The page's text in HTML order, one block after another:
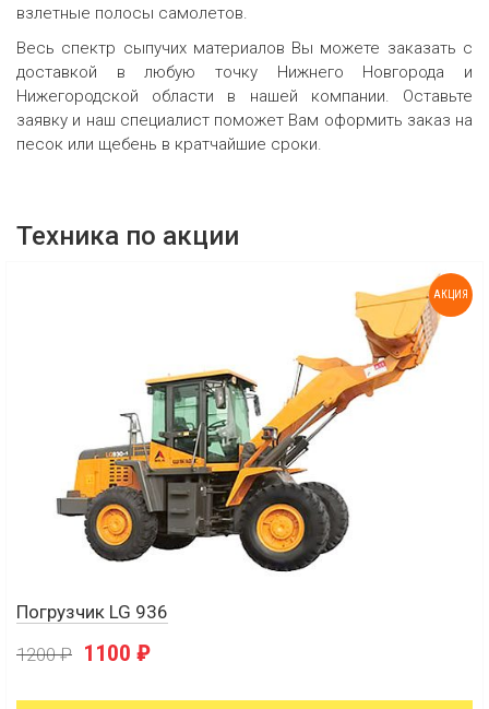
взлетные полосы самолетов.
Весь спектр сыпучих материалов Вы можете заказать с
доставкой в любую точку Нижнего Новгорода и
Нижегородской области в нашей компании. Оставьте
заявку и наш специалист поможет Вам оформить заказ на
песок или щебень в кратчайшие сроки.
Техника по акции
АКЦИЯ
Погрузчик LG 936
1200 ₽ 1100 ₽